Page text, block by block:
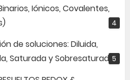
Iónicos, Covalentes,
de soluciones: Diluida,
Saturada y Sobresaturada